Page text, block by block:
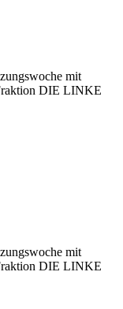
mit
DIE LINKE
mit
DIE LINKE